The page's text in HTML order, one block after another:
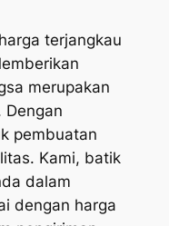
terjangkau
merupakan
Dengan
pembuatan
Kami, batik
dalam
dengan harga